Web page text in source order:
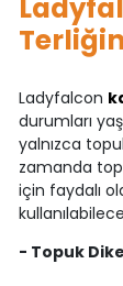
Ladyfalcon
durumları
yalnızca
zamanda
için faydalı
- Topuk